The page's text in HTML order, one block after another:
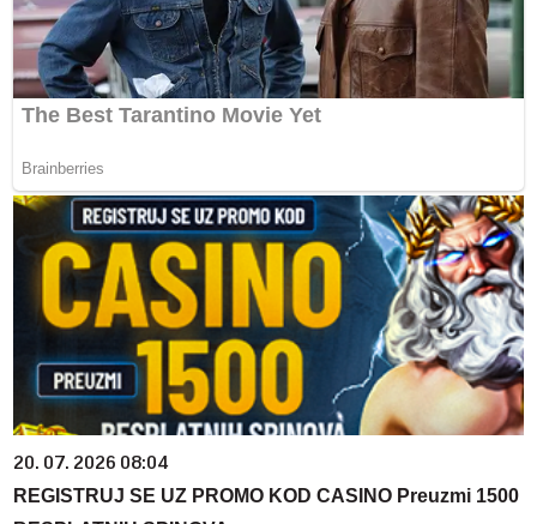
20. 07. 2026 08:04
REGISTRUJ SE UZ PROMO KOD CASINO Preuzmi 1500